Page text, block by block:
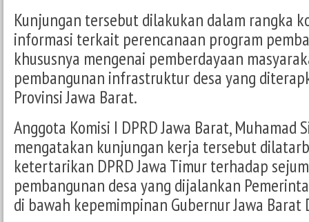
Kunjungan tersebut dilakukan dalam rangka
informasi terkait perencanaan program
khususnya mengenai pemberdayaan
pembangunan infrastruktur desa yang
Provinsi Jawa Barat.
Anggota Komisi I DPRD Jawa Barat, Muhamad
mengatakan kunjungan kerja tersebut
ketertarikan DPRD Jawa Timur terhadap
pembangunan desa yang dijalankan
di bawah kepemimpinan Gubernur Jawa Barat